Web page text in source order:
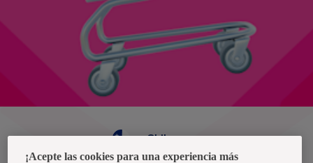
Chile
¡Acepte las cookies para una experiencia más